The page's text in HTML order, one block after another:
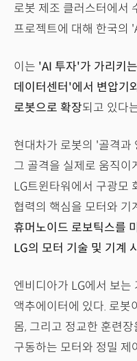
로봇 제조 클러스터에서
프로젝트에 대해 한국의
이는 'AI 투자'가 가리키
데이터센터'에서 변압기
로봇으로 확장되고 있다
현대차가 로봇의 '골격과
그 골격을 실제로 움직이
LG트윈타워에서 구광모
협력의 핵심을 모터와 기
휴머노이드 로보틱스를
LG의 모터 기술 및 기계
엔비디아가 LG에서 보는
액추에이터에 있다. 로봇
몸, 그리고 정교한 훈련
구동하는 모터와 정밀 제